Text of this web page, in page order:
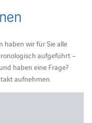
haben wir für Sie alle
aufgeführt –
haben eine Frage?
aufnehmen.